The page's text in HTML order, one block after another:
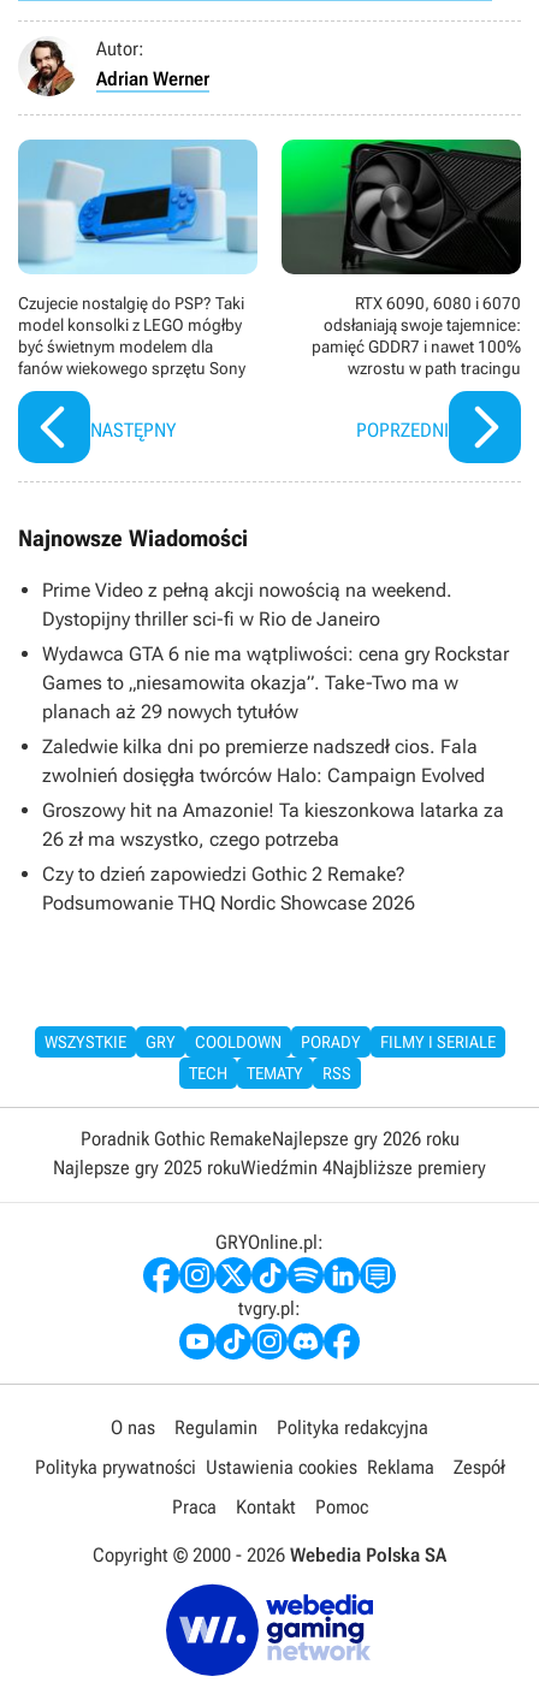
Autor:
Adrian Werner
Czujecie nostalgię do PSP? Taki
model konsolki z LEGO mógłby
być świetnym modelem dla
fanów wiekowego sprzętu Sony
NASTĘPNY
RTX 6090, 6080 i 6070
odsłaniają swoje tajemnice:
pamięć GDDR7 i nawet 100%
wzrostu w path tracingu
POPRZEDNI
Najnowsze Wiadomości
Prime Video z pełną akcji nowością na weekend.
Dystopijny thriller sci-fi w Rio de Janeiro
Wydawca GTA 6 nie ma wątpliwości: cena gry Rockstar
Games to „niesamowita okazja”. Take-Two ma w
planach aż 29 nowych tytułów
Zaledwie kilka dni po premierze nadszedł cios. Fala
zwolnień dosięgła twórców Halo: Campaign Evolved
Groszowy hit na Amazonie! Ta kieszonkowa latarka za
26 zł ma wszystko, czego potrzeba
Czy to dzień zapowiedzi Gothic 2 Remake?
Podsumowanie THQ Nordic Showcase 2026
WSZYSTKIE GRY COOLDOWN PORADY
FILMY I SERIALE
TECH
TEMATY RSS
Poradnik Gothic RemakeNajlepsze gry 2026 roku
Najlepsze gry 2025 rokuWiedźmin 4Najbliższe premiery
GRYOnline.pl:
tvgry.pl:
O nas Regulamin
Polityka redakcyjna
Polityka prywatności Ustawienia cookies Reklama
Zespół
Praca
Kontakt Pomoc
Copyright © 2000 - 2026 Webedia Polska SA